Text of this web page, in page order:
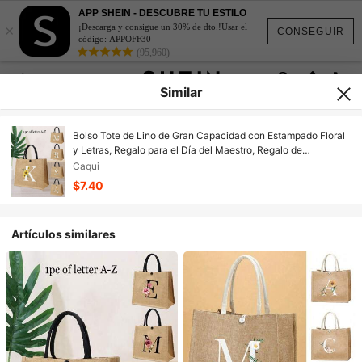
CONSEGUIR
×
APP SHEIN - DESCUBRE TU ESTILO
¡Descarga y consigue un 30% de dto.!Usar el
código: APPOFF30
(95,960)
Similar
Bolso Tote de Lino de Gran Capacidad con Estampado Floral
y Letras, Regalo para el Día del Maestro, Regalo de
Graduación para Mujeres, Bolso Tote de Moda con
Estampado de Letras, Regalo Escolar, Vacaciones en la Playa
Caqui
$7.40
Artículos similares